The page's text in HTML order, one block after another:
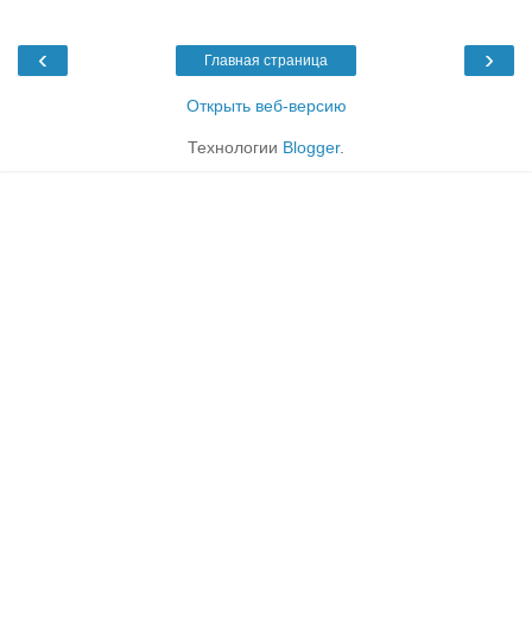
‹ ›
Главная страница
Открыть веб-версию
Технологии Blogger.